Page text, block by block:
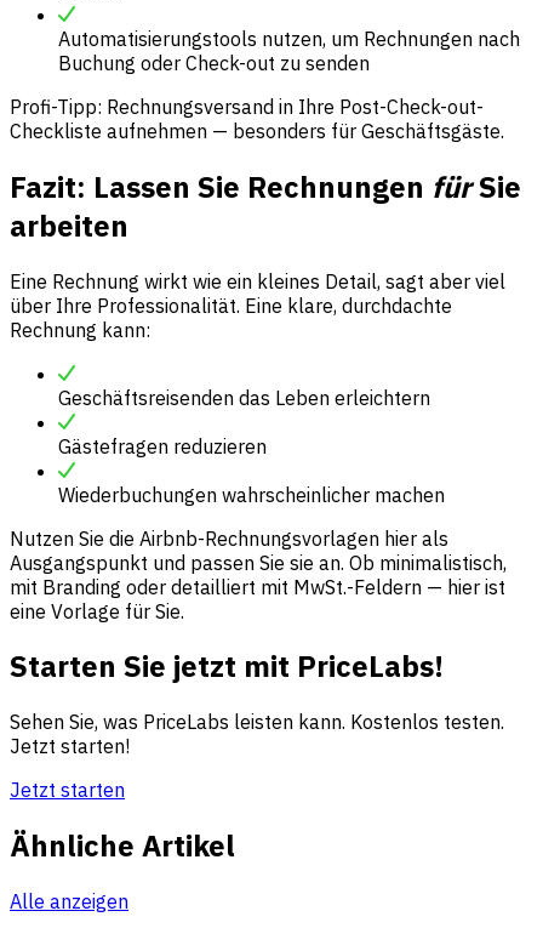
Automatisierungstools nutzen, um Rechnungen nach
Buchung oder Check-out zu senden
Profi-Tipp: Rechnungsversand in Ihre Post-Check-out-
Checkliste aufnehmen — besonders für Geschäftsgäste.
Fazit: Lassen Sie Rechnungen fürSie
arbeiten
Eine Rechnung wirkt wie ein kleines Detail, sagt aber viel
über Ihre Professionalität. Eine klare, durchdachte
Rechnung kann:
Geschäftsreisenden das Leben erleichtern
Gästefragen reduzieren
Wiederbuchungen wahrscheinlicher machen
Nutzen Sie die Airbnb-Rechnungsvorlagen hier als
Ausgangspunkt und passen Sie sie an. Ob minimalistisch,
mit Branding oder detailliert mit MwSt.-Feldern — hier ist
eine Vorlage für Sie.
Starten Sie jetzt mit PriceLabs!
Sehen Sie, was PriceLabs leisten kann. Kostenlos testen.
Jetzt starten!
Jetzt starten
Ähnliche Artikel
Alle anzeigen